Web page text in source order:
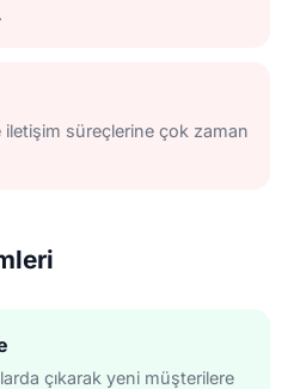
iletişim süreçlerine çok zaman
çıkarak yeni müşterilere